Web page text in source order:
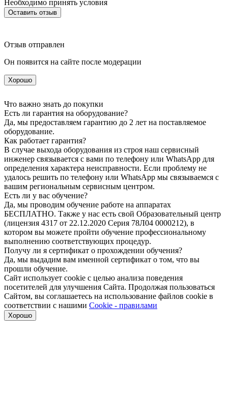
Необходимо принять условия
Отзыв отправлен
Он появится на сайте после модерации
Хорошо
Что важно знать до покупки
Есть ли гарантия на оборудование?
Да, мы предоставляем гарантию до 2 лет на поставляемое
оборудование.
Как работает гарантия?
В случае выхода оборудования из строя наш сервисный
инженер связывается с вами по телефону или WhatsApp для
определения характера неисправности. Если проблему не
удалось решить по телефону или WhatsApp мы связываемся с
вашим региональным сервисным центром.
Есть ли у вас обучение?
Да, мы проводим обучение работе на аппаратах
БЕСПЛАТНО. Также у нас есть свой Образовательный центр
(лицензия 4317 от 22.12.2020 Серия 78Л04 0000212), в
котором вы можете пройти обучение профессиональному
выполнению соответствующих процедур.
Получу ли я сертификат о прохождении обучения?
Да, мы выдадим вам именной сертификат о том, что вы
прошли обучение.
Сайт использует cookie с целью анализа поведения
посетителей для улучшения Сайта. Продолжая пользоваться
Сайтом, вы соглашаетесь на использование файлов cookie в
соответствии с нашими Cookie - правилами
Хорошо